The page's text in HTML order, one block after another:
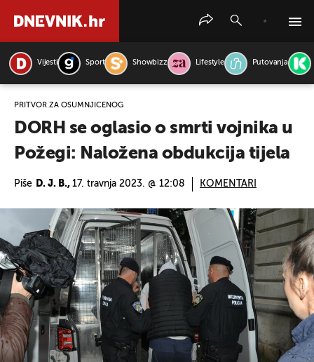
Vijesti Sport Showbizz Lifestyle Putovanja
PRITVOR ZA OSUMNJIČENOG
DORH se oglasio o smrti vojnika u
Požegi: Naložena obdukcija tijela
Piše D. J. B., 17. travnja 2023. @ 12:08 KOMENTARI
PRETRAŽITE VIJESTI